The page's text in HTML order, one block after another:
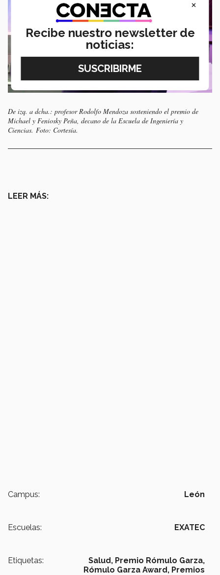
De izq. a dcha.: profesor Rodolfo Mendoza sosteniendo el premio de
Michael y Feniosky Peña, decano de la Escuela de Ingeniería y
Ciencias. Foto: Cortesía.
LEER MÁS:
Campus: León
Escuelas: EXATEC
Etiquetas: Salud, Premio Rómulo Garza,
Rómulo Garza Award, Premios
×
Recibe nuestro newsletter de
noticias: